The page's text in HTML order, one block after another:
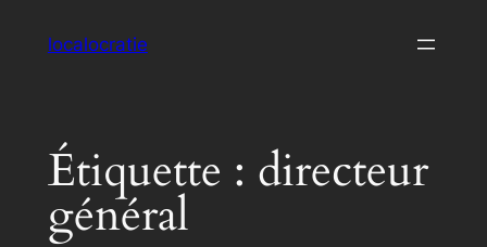
localocratie
Étiquette : directeur
général